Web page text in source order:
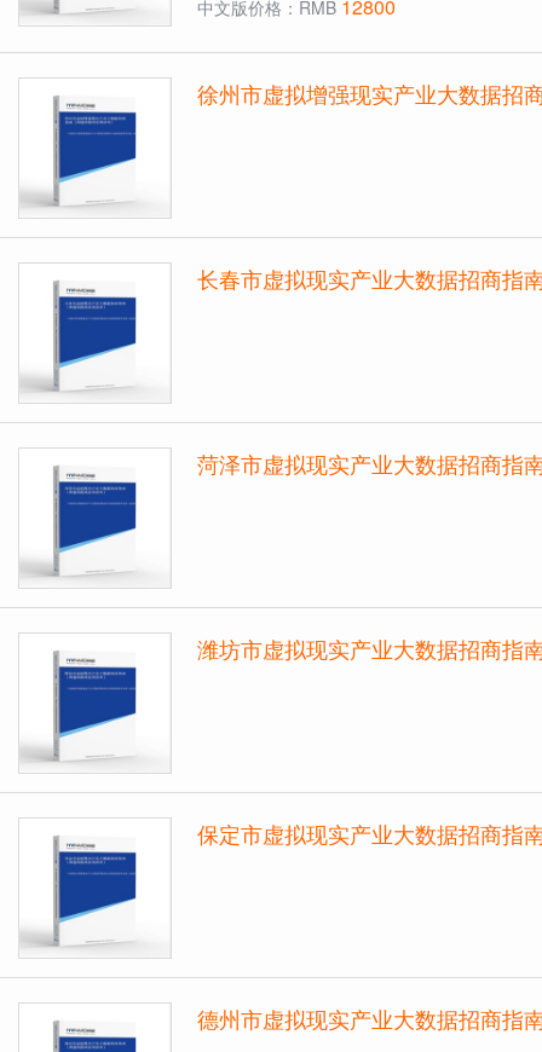
中文版价格：RMB 12800
徐州市虚拟增强现实产业大数据招
长春市虚拟现实产业大数据招商指
菏泽市虚拟现实产业大数据招商指
潍坊市虚拟现实产业大数据招商指
保定市虚拟现实产业大数据招商指
德州市虚拟现实产业大数据招商指